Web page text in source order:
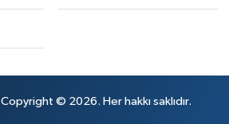
Copyright © 2026. Her hakkı saklıdır.